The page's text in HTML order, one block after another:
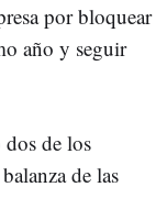
por bloquear
año y seguir
de los
de las